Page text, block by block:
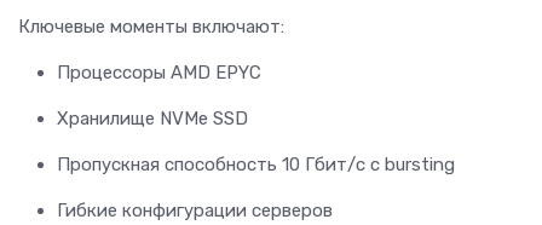
Ключевые моменты включают:
Процессоры AMD EPYC
Хранилище NVMe SSD
Пропускная способность 10 Гбит/с с bursting
Гибкие конфигурации серверов